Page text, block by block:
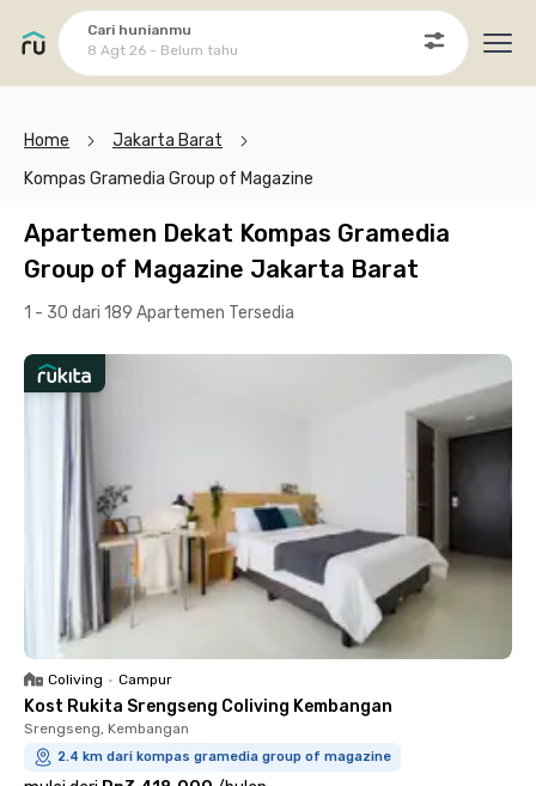
Cari hunianmu
8 Agt 26 - Belum tahu
Home
Jakarta Barat
Kompas Gramedia Group of Magazine
Apartemen Dekat Kompas Gramedia
Group of Magazine Jakarta Barat
1 - 30 dari 189 Apartemen Tersedia
Coliving • Campur
Kost Rukita Srengseng Coliving Kembangan
Srengseng, Kembangan
2.4 km dari kompas gramedia group of magazine